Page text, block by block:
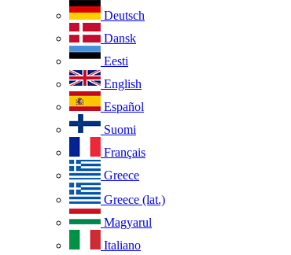
Deutsch
Dansk
Eesti
English
Español
Suomi
Français
Greece
Greece (lat.)
Magyarul
Italiano